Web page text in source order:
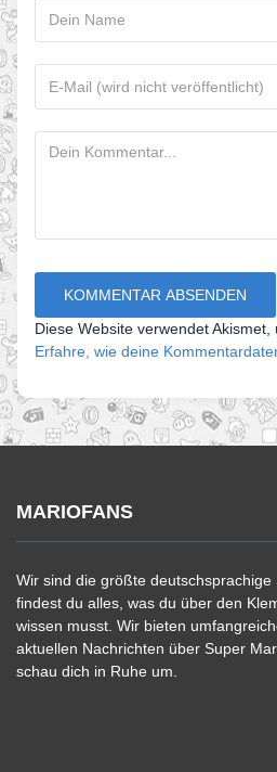
Diese Website verwendet Akismet,
Erfahre, wie deine
MARIOFANS
Wir sind die größte
findest du alles, was du über den
wissen musst. Wir bieten
aktuellen Nachrichten über Super
schau dich in Ruhe um.